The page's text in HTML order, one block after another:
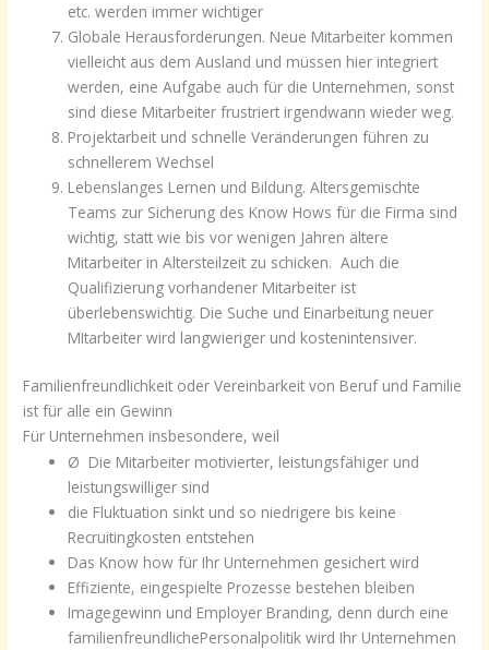
etc. werden immer wichtiger
Globale Herausforderungen. Neue Mitarbeiter kommen
vielleicht aus dem Ausland und müssen hier integriert
werden, eine Aufgabe auch für die Unternehmen, sonst
sind diese Mitarbeiter frustriert irgendwann wieder weg.
Projektarbeit und schnelle Veränderungen führen zu
schnellerem Wechsel
Lebenslanges Lernen und Bildung. Altersgemischte
Teams zur Sicherung des Know Hows für die Firma sind
wichtig, statt wie bis vor wenigen Jahren ältere
Mitarbeiter in Altersteilzeit zu schicken. Auch die
Qualifizierung vorhandener Mitarbeiter ist
überlebenswichtig. Die Suche und Einarbeitung neuer
MItarbeiter wird langwieriger und kostenintensiver.
Familienfreundlichkeit oder Vereinbarkeit von Beruf und Familie
ist für alle ein Gewinn
Für Unternehmen insbesondere, weil
Ø Die Mitarbeiter motivierter, leistungsfähiger und
leistungswilliger sind
die Fluktuation sinkt und so niedrigere bis keine
Recruitingkosten entstehen
Das Know how für Ihr Unternehmen gesichert wird
Effiziente, eingespielte Prozesse bestehen bleiben
Imagegewinn und Employer Branding, denn durch eine
familienfreundlichePersonalpolitik wird Ihr Unternehmen